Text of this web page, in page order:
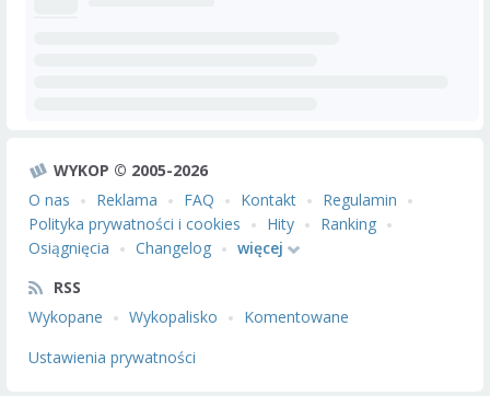
WYKOP © 2005-2026
O nas
Reklama FAQ Kontakt
Regulamin
Polityka prywatności i cookies
Hity
Ranking
Osiągnięcia
Changelog
więcej
RSS
Wykopane
Wykopalisko
Komentowane
Ustawienia prywatności